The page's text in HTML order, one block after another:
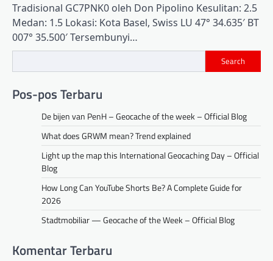
Tradisional GC7PNK0 oleh Don Pipolino Kesulitan: 2.5
Medan: 1.5 Lokasi: Kota Basel, Swiss LU 47° 34.635′ BT
007° 35.500′ Tersembunyi…
Search
Pos-pos Terbaru
De bijen van PenH – Geocache of the week – Official Blog
What does GRWM mean? Trend explained
Light up the map this International Geocaching Day – Official
Blog
How Long Can YouTube Shorts Be? A Complete Guide for
2026
Stadtmobiliar — Geocache of the Week – Official Blog
Komentar Terbaru